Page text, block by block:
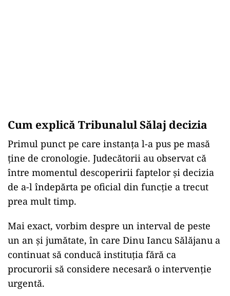
Cum explică Tribunalul Sălaj decizia
Primul punct pe care instanța l-a pus pe masă
ține de cronologie. Judecătorii au observat că
între momentul descoperirii faptelor și decizia
de a-l îndepărta pe oficial din funcție a trecut
prea mult timp.
Mai exact, vorbim despre un interval de peste
un an și jumătate, în care Dinu Iancu Sălăjanu a
continuat să conducă instituția fără ca
procurorii să considere necesară o intervenție
urgentă.